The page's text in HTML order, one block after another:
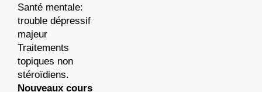
Santé mentale:
trouble dépressif
majeur
Traitements
topiques non
stéroïdiens.
Nouveaux cours